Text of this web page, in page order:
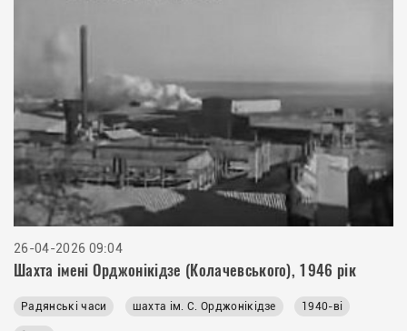
26-04-2026 09:04
Шахта імені Орджонікідзе (Колачевського), 1946 рік
Радянські часи шахта ім. С. Орджонікідзе 1940-ві